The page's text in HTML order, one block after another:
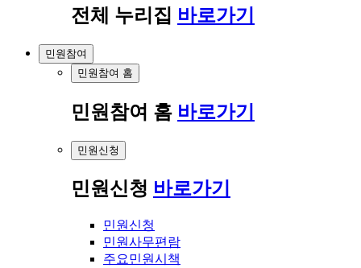
전체 누리집 바로가기
민원참여
민원참여 홈
민원참여 홈 바로가기
민원신청
민원신청 바로가기
민원신청
민원사무편람
주요민원시책